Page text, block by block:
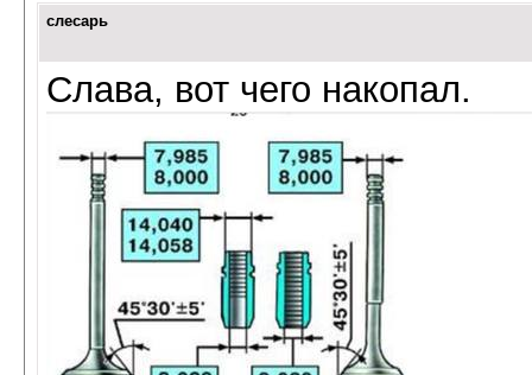
слесарь
Слава, вот чего накопал.